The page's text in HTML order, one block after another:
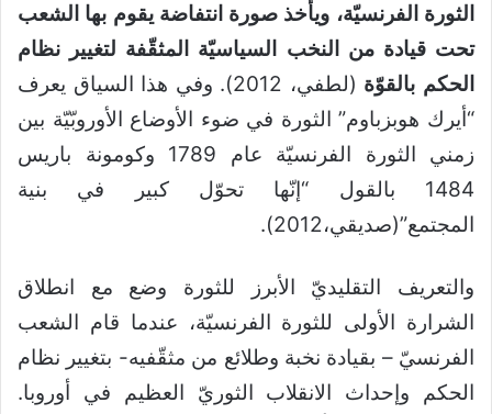
الثورة الفرنسيّة، ويأخذ صورة انتفاضة يقوم بها الشعب
تحت قيادة من النخب السياسيّة المثقّفة لتغيير نظام
الحكم بالقوّة
(لطفي، 2012). وفي هذا السياق يعرف
“أيرك هوبزباوم” الثورة في ضوء الأوضاع الأوروبّيّة بين
زمني الثورة الفرنسيّة عام 1789 وكومونة باريس
1484 بالقول “إنّها تحوّل كبير في بنية
المجتمع”(صديقي،2012).
والتعريف التقليديّ الأبرز للثورة وضع مع انطلاق
الشرارة الأولى للثورة الفرنسيّة، عندما قام الشعب
الفرنسيّ – بقيادة نخبة وطلائع من مثقّفيه- بتغيير نظام
الحكم وإحداث الانقلاب الثوريّ العظيم في أوروبا.